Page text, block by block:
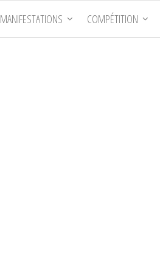
MANIFESTATIONS COMPÉTITION